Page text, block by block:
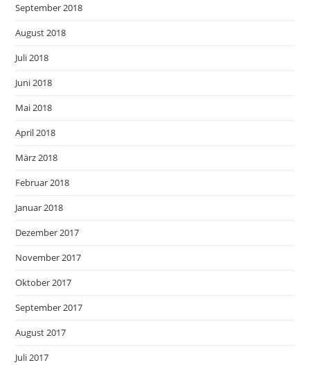
September 2018
August 2018
Juli 2018
Juni 2018
Mai 2018
April 2018
März 2018
Februar 2018
Januar 2018
Dezember 2017
November 2017
Oktober 2017
September 2017
August 2017
Juli 2017